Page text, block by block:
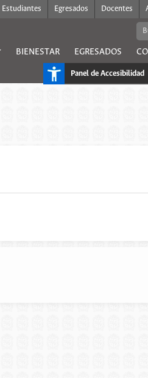
Estudiantes Egresados Docentes
BIENESTAR EGRESADOS
Panel de Accesibilidad